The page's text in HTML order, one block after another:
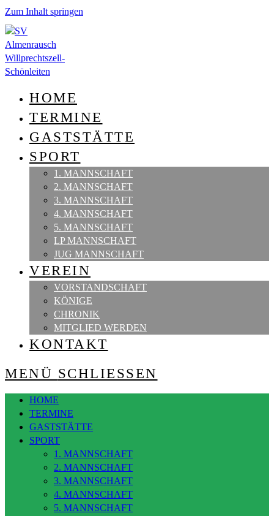
Zum Inhalt springen
HOME
TERMINE
GASTSTÄTTE
SPORT
1. MANNSCHAFT
2. MANNSCHAFT
3. MANNSCHAFT
4. MANNSCHAFT
5. MANNSCHAFT
LP MANNSCHAFT
JUG MANNSCHAFT
VEREIN
VORSTANDSCHAFT
KÖNIGE
CHRONIK
MITGLIED WERDEN
KONTAKT
MENÜ SCHLIESSEN
HOME
TERMINE
GASTSTÄTTE
SPORT
1. MANNSCHAFT
2. MANNSCHAFT
3. MANNSCHAFT
4. MANNSCHAFT
5. MANNSCHAFT